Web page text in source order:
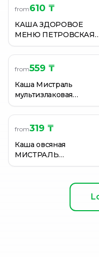
400ГР
from610 ₸
КАША ЗДОРОВОЕ
МЕНЮ ПЕТРОВСКАЯ
ЯЧНЕВАЯ С НУТОМ
400ГР
from559 ₸
Каша Мистраль
мультизлаковая
сильный иммунитет
г
from319 ₸
Каша овсяная
МИСТРАЛЬ
«Черничный чизкейк»